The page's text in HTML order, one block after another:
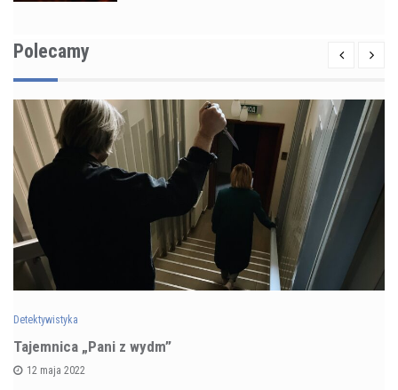
Polecamy
Detektywistyka
Tajemnica „Pani z wydm”
12 maja 2022